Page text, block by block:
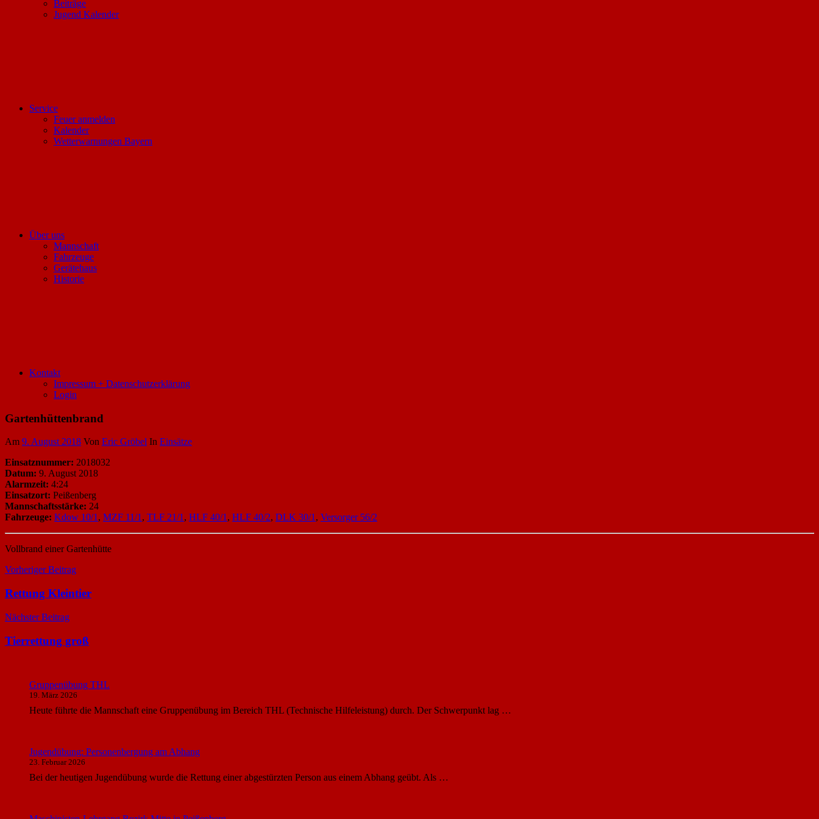
Beiträge
Jugend Kalender
Service
Feuer anmelden
Kalender
Wetterwarnungen Bayern
Über uns
Mannschaft
Fahrzeuge
Gerätehaus
Historie
Kontakt
Impressum + Datenschutzerklärung
Login
Gartenhüttenbrand
Am 9. August 2018 Von Eric Gröbel In Einsätze
Einsatznummer: 2018032
Datum: 9. August 2018
Alarmzeit: 4:24
Einsatzort: Peißenberg
Mannschaftsstärke: 24
Fahrzeuge: Kdow 10/1, MZF 11/1, TLF 21/1, HLF 40/1, HLF 40/2, DLK 30/1, Versorger 56/2
Vollbrand einer Gartenhütte
Beitragsnavigation
Vorheriger Beitrag
Rettung Kleintier
Nächster Beitrag
Tierrettung groß
Gruppenübung THL
19. März 2026
Heute führte die Mannschaft eine Gruppenübung im Bereich THL (Technische Hilfeleistung) durch. Der Schwerpunkt lag …
Jugendübung: Personenbergung am Abhang
23. Februar 2026
Bei der heutigen Jugendübung wurde die Rettung einer abgestürzten Person aus einem Abhang geübt. Als …